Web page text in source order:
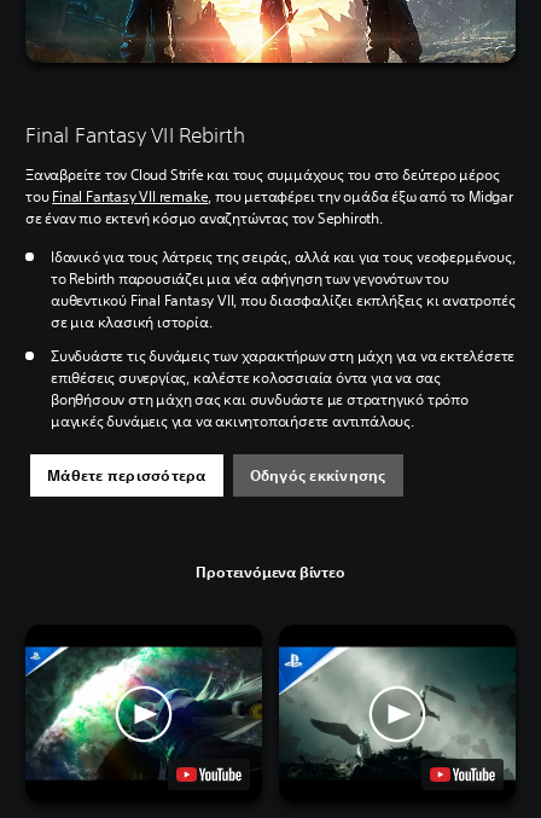
Final Fantasy VII Rebirth
Ξαναβρείτε τον Cloud Strife και τους συμμάχους του στο δεύτερο μέρος
τουFinal Fantasy VII remake, που μεταφέρει την ομάδα έξω από το Midgar
σε έναν πιο εκτενή κόσμο αναζητώντας τον Sephiroth.
Ιδανικό για τους λάτρεις της σειράς, αλλά και για τους νεοφερμένους,
το Rebirth παρουσιάζει μια νέα αφήγηση των γεγονότων του
αυθεντικού Final Fantasy VII, που διασφαλίζει εκπλήξεις κι ανατροπές
σε μια κλασική ιστορία.
Συνδυάστε τις δυνάμεις των χαρακτήρων στη μάχη για να εκτελέσετε
επιθέσεις συνεργίας, καλέστε κολοσσιαία όντα για να σας
βοηθήσουν στη μάχη σας και συνδυάστε με στρατηγικό τρόπο
μαγικές δυνάμεις για να ακινητοποιήσετε αντιπάλους.
Μάθετε περισσότερα Οδηγός εκκίνησης
Προτεινόμενα βίντεο